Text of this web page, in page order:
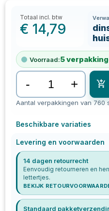
Totaal incl. btw
€ 14,79
Voorraad:5
- +
Aantal verpakkingen van 760
Beschikbare variaties
Levering en voorwaarden
14 dagen retourrecht
Eenvoudig retourneren en
lettertjes.
BEKIJK
Standaard